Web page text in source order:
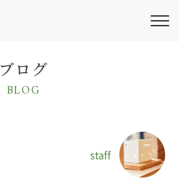
ブログ
BLOG
staff